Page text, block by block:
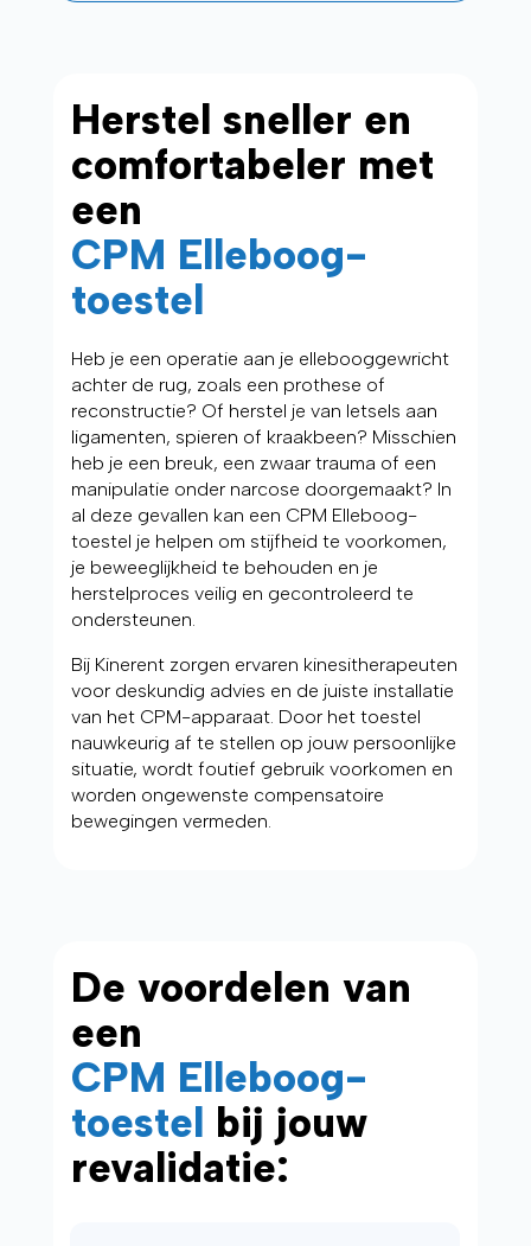
Herstel sneller en
comfortabeler met
een
CPM Elleboog-
toestel
Heb je een operatie aan je ellebooggewricht
achter de rug, zoals een prothese of
reconstructie? Of herstel je van letsels aan
ligamenten, spieren of kraakbeen? Misschien
heb je een breuk, een zwaar trauma of een
manipulatie onder narcose doorgemaakt? In
al deze gevallen kan een CPM Elleboog-
toestel je helpen om stijfheid te voorkomen,
je beweeglijkheid te behouden en je
herstelproces veilig en gecontroleerd te
ondersteunen.
Bij Kinerent zorgen ervaren kinesitherapeuten
voor deskundig advies en de juiste installatie
van het CPM-apparaat. Door het toestel
nauwkeurig af te stellen op jouw persoonlijke
situatie, wordt foutief gebruik voorkomen en
worden ongewenste compensatoire
bewegingen vermeden.
De voordelen van
een
CPM Elleboog-
toestel bij jouw
revalidatie: